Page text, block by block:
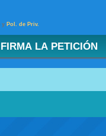
y Pol. de Priv.